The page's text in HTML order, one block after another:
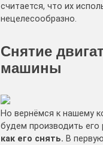
считается, что их
нецелесообразно.
Снятие
машины
Но вернёмся к нашему
будем производить его
как его снять. В